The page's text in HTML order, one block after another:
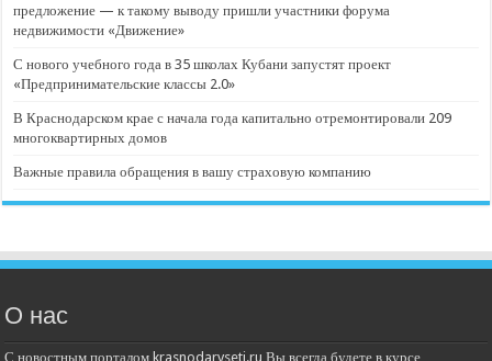
предложение — к такому выводу пришли участники форума
недвижимости «Движение»
С нового учебного года в 35 школах Кубани запустят проект
«Предпринимательские классы 2.0»
В Краснодарском крае с начала года капитально отремонтировали 209
многоквартирных домов
Важные правила обращения в вашу страховую компанию
О нас
С новостным порталом krasnodarvseti.ru Вы всегда будете в курсе